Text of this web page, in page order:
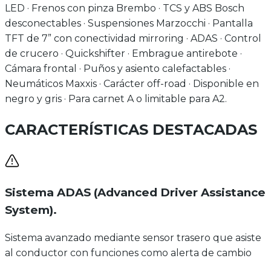
LED · Frenos con pinza Brembo · TCS y ABS Bosch
desconectables · Suspensiones Marzocchi · Pantalla
TFT de 7” con conectividad mirroring · ADAS · Control
de crucero · Quickshifter · Embrague antirebote ·
Cámara frontal · Puños y asiento calefactables ·
Neumáticos Maxxis · Carácter off-road · Disponible en
negro y gris · Para carnet A o limitable para A2.
CARACTERÍSTICAS DESTACADAS
Sistema ADAS (Advanced Driver Assistance
System).
Sistema avanzado mediante sensor trasero que asiste
al conductor con funciones como alerta de cambio